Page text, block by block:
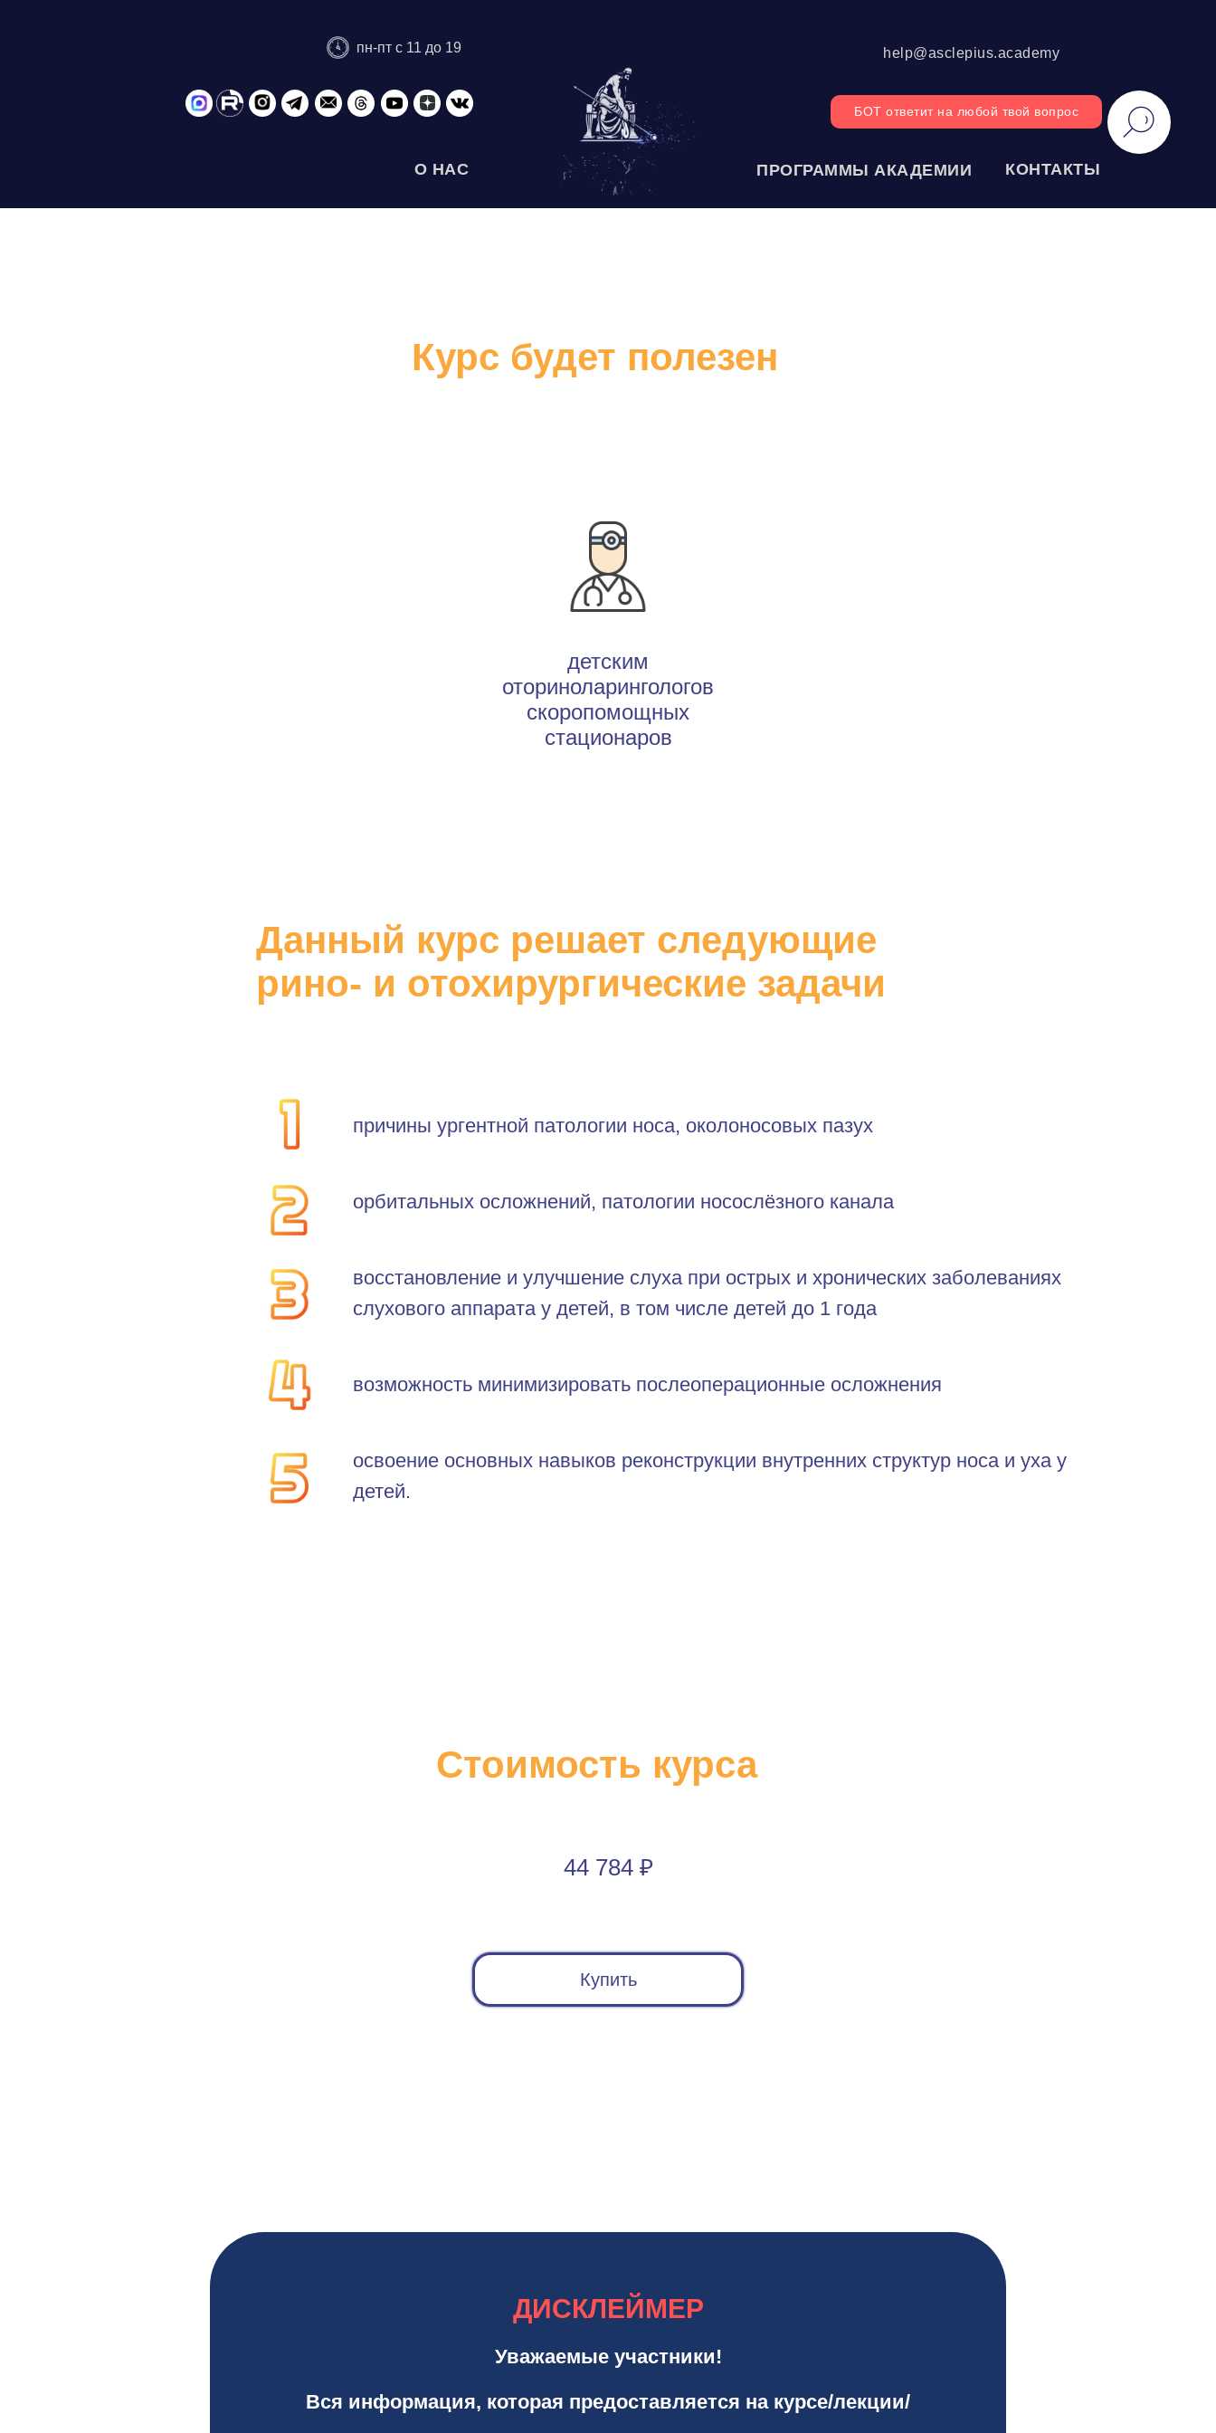
БОТ ответит на любой твой вопрос
О НАС ПРОГРАММЫ АКАДЕМИИ КОНТАКТЫ
help@asclepius.academy
пн-пт с 11 до 19
Курс будет полезен
детским
оториноларингологов
скоропомощных
стационаров
Данный курс решает следующие
рино- и отохирургические задачи
орбитальных осложнений, патологии носослёзного канала
восстановление и улучшение слуха при острых и хронических заболеваниях
слухового аппарата у детей, в том числе детей до 1 года
причины ургентной патологии носа, околоносовых пазух
возможность минимизировать послеоперационные осложнения
освоение основных навыков реконструкции внутренних структур носа и уха у
детей.
Длительность курса
8 часов 57 минут
Стоимость курса
44 784 ₽
Купить
ДИСКЛЕЙМЕР
Уважаемые участники!
Вся информация, которая предоставляется на курсе/лекции/